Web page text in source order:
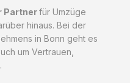
Partnerfür Umzüge
hinaus. Bei der
in Bonn geht es
um Vertrauen,